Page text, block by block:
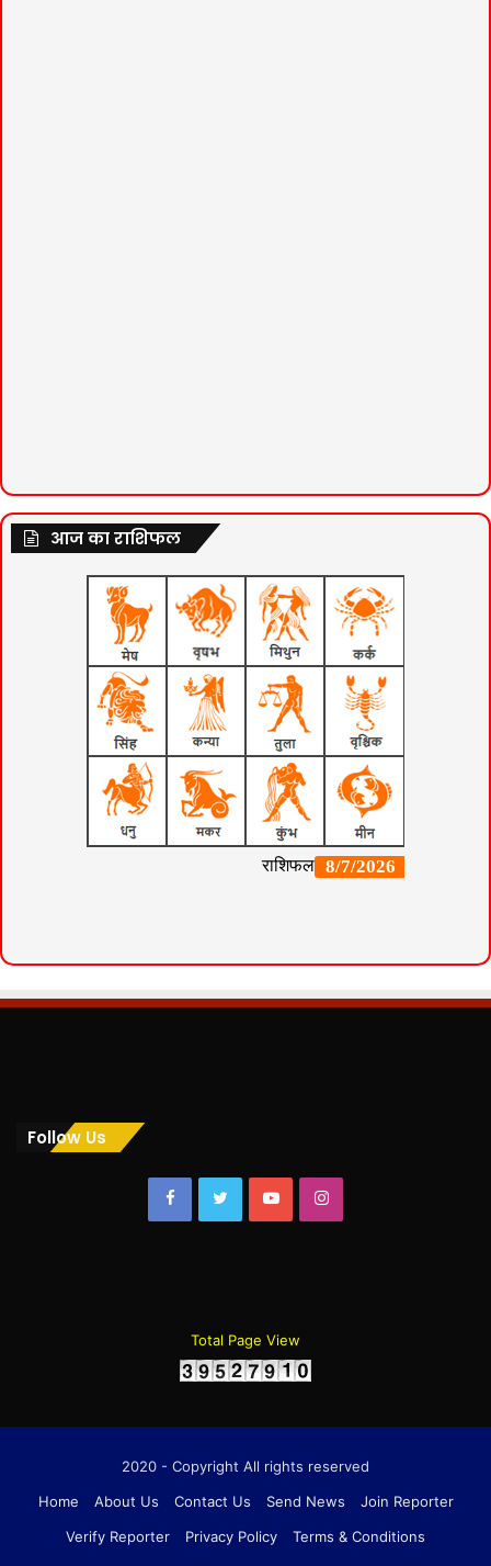
आज का राशिफल
Follow Us
FacebookTwitterYouTubeInstagram
Total Page View
2020 - Copyright All rights reserved
Home
About Us Contact Us Send News
Join Reporter
Verify Reporter
Privacy Policy Terms & Conditions